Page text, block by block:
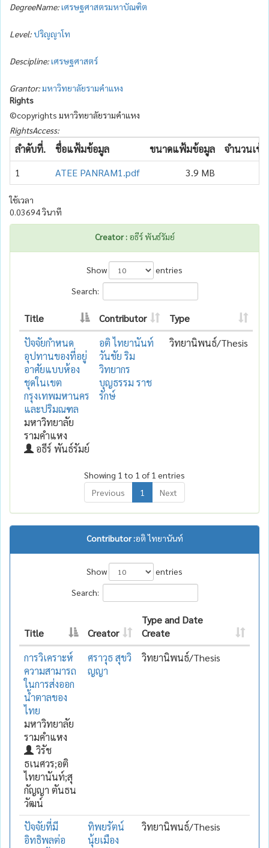
DegreeName:เศรษฐศาสตรมหาบัณฑิต
Level:ปริญญาโท
Descipline:เศรษฐศาสตร์
Grantor:มหาวิทยาลัยรามคำแหง
Rights
©copyrights มหาวิทยาลัยรามคำแหง
RightsAccess:
ลำดับที่. ชื่อแฟ้มข้อมูล ขนาดแฟ้มข้อมูล
จำนวนเข้า
1
ATEE PANRAM1.pdf 3.9 MB
ใช้เวลา
0.03694 วินาที
Creator :อธีร์ พันธ์รัมย์
Show
entries
Search:
Title Contributor
Type
ปัจจัยกำหนด
อุปทานของที่อยู่
อาศัยแบบห้อง
ชุดในเขต
กรุงเทพมหานคร
และปริมณฑล
มหาวิทยาลัย
รามคำแหง
อธีร์ พันธ์รัมย์
อติ ไทยานันท์
วันชัย ริม
วิทยากร
บุญธรรม ราช
รักษ์
วิทยานิพนธ์/Thesis
Showing 1 to 1 of 1 entries
Previous
1 Next
Contributor :อติ ไทยานันท์
Show
entries
Search:
Title Creator
Type and Date
Create
การวิเคราะห์
ความสามารถ
ในการส่งออก
น้ำตาลของ
ไทย
มหาวิทยาลัย
รามคำแหง
วิรัช
ธเนศวร;อติ
ไทยานันท์;สุ
กัญญา ตันธน
วัฒน์
ศราวุธ สุขวิ
ญญา
วิทยานิพนธ์/Thesis
ปัจจัยที่มี
อิทธิพลต่อ
ทิพยรัตน์
นุ้ยเมือง
วิทยานิพนธ์/Thesis